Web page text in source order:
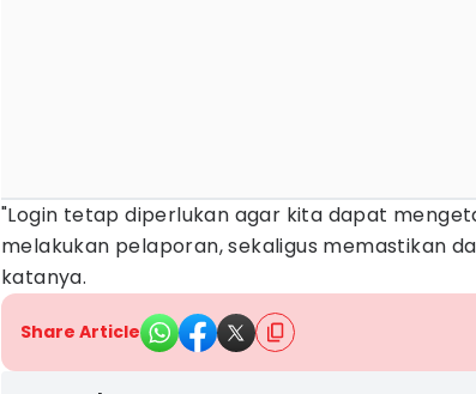
"Login tetap diperlukan agar kita dapat
melakukan pelaporan, sekaligus memastikan
katanya.
Share Article